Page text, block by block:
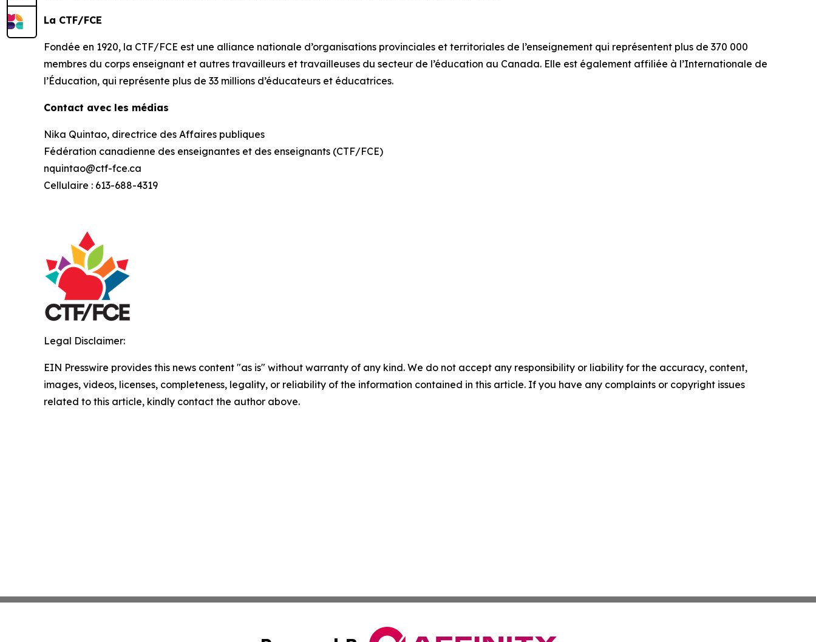
La CTF/FCE
Fondée en 1920, la CTF/FCE est une alliance nationale d’organisations provinciales et territoriales de l’enseignement qui représentent plus de 370 000
membres du corps enseignant et autres travailleurs et travailleuses du secteur de l’éducation au Canada. Elle est également affiliée à l’Internationale de
l’Éducation, qui représente plus de 33 millions d’éducateurs et éducatrices.
Contact avec les médias
Nika Quintao, directrice des Affaires publiques
Fédération canadienne des enseignantes et des enseignants (CTF/FCE)
nquintao@ctf-fce.ca
Cellulaire : 613-688-4319
Legal Disclaimer:
EIN Presswire provides this news content "as is" without warranty of any kind. We do not accept any responsibility or liability for the accuracy, content,
images, videos, licenses, completeness, legality, or reliability of the information contained in this article. If you have any complaints or copyright issues
related to this article, kindly contact the author above.